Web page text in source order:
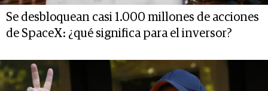
Se desbloquean casi 1.000 millones de acciones
de SpaceX: ¿qué significa para el inversor?